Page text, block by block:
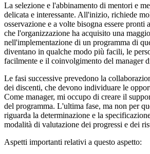
La selezione e l'abbinamento di mentori e
delicata e interessante. All'inizio, richiede
osservazione e a volte bisogna essere pronti
che l'organizzazione ha acquisito una
nell'implementazione di un programma di
diventano in qualche modo più facili, le
facilmente e il coinvolgimento del manager
Le fasi successive prevedono la
dei discenti, che devono individuare le
Come manager, mi occupo di creare il
del programma. L'ultima fase, ma non per
riguarda la determinazione e la
modalità di valutazione dei progressi e dei
Aspetti importanti relativi a questo aspetto: